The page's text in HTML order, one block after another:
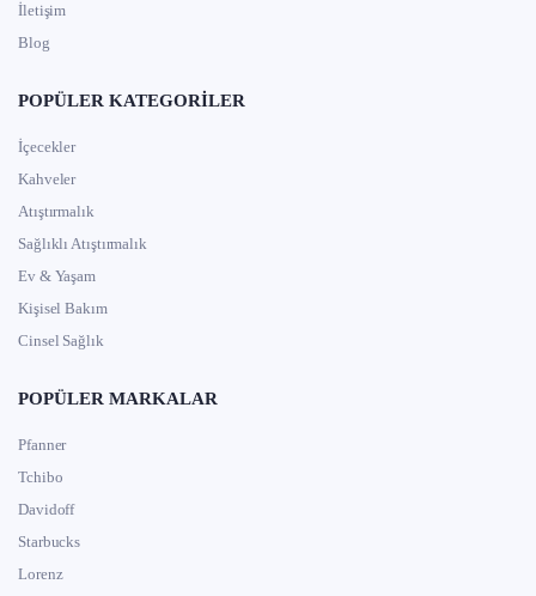
İletişim
Blog
POPÜLER KATEGORILER
İçecekler
Kahveler
Atıştırmalık
Sağlıklı Atıştırmalık
Ev & Yaşam
Kişisel Bakım
Cinsel Sağlık
POPÜLER MARKALAR
Pfanner
Tchibo
Davidoff
Starbucks
Lorenz